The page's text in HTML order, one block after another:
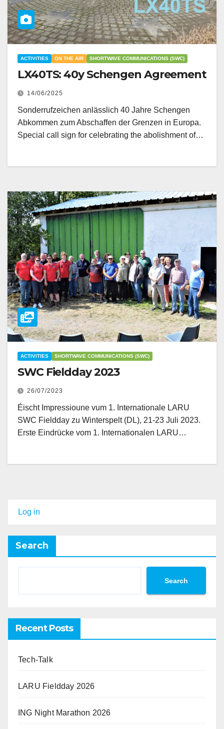
ACTIVITIES ON THE AIR SHORTWAVE COMMUNICATIONS (SWC)
LX40TS: 40y Schengen Agreement
14/06/2025
Sonderrufzeichen anlässlich 40 Jahre Schengen
Abkommen zum Abschaffen der Grenzen in Europa.
Special call sign for celebrating the abolishment of…
ACTIVITIES SHORTWAVE COMMUNICATIONS (SWC)
SWC Fieldday 2023
26/07/2023
Éischt Impressioune vum 1. Internationale LARU
SWC Fieldday zu Winterspelt (DL), 21-23 Juli 2023.
Erste Eindrücke vom 1. Internationalen LARU…
Log in
Search
Search
Recent Posts
Tech-Talk
LARU Fieldday 2026
ING Night Marathon 2026